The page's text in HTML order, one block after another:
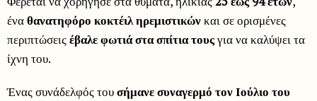
έναθανατηφόρο κοκτέιλ ηρεμιστικώνκαι σε ορισμένες
περιπτώσειςέβαλε φωτιά στα σπίτια τουςγια να καλύψει τα
ίχνη του.
Ένας συνάδελφός τουσήμανε συναγερμό τον Ιούλιο του